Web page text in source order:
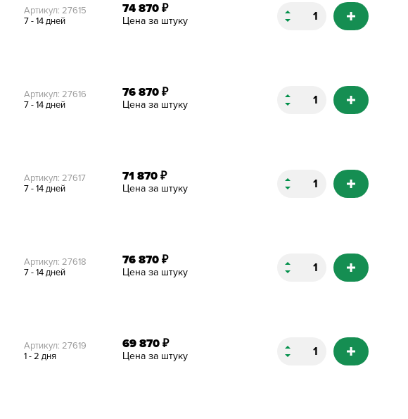
Артикул: 27615
7 - 14 дней
74 870 ₽
Цена за штуку
Артикул: 27616
7 - 14 дней
76 870 ₽
Цена за штуку
Артикул: 27617
7 - 14 дней
71 870 ₽
Цена за штуку
Артикул: 27618
7 - 14 дней
76 870 ₽
Цена за штуку
Артикул: 27619
1 - 2 дня
69 870 ₽
Цена за штуку